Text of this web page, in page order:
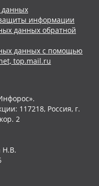
данных
информации
данных обратной
данных с помощью
top.mail.ru
117218, Россия, г.
2
Н.В.